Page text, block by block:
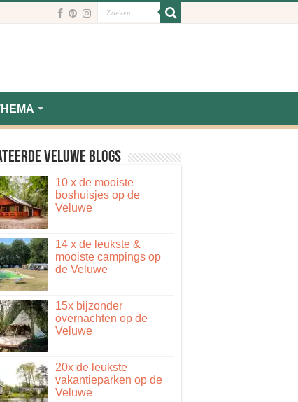
Veluwe blogs
10 x de mooiste
boshuisjes op de
Veluwe
14 x de leukste &
mooiste campings op
de Veluwe
15x bijzonder
overnachten op de
Veluwe
20x de leukste
vakantieparken op de
Veluwe